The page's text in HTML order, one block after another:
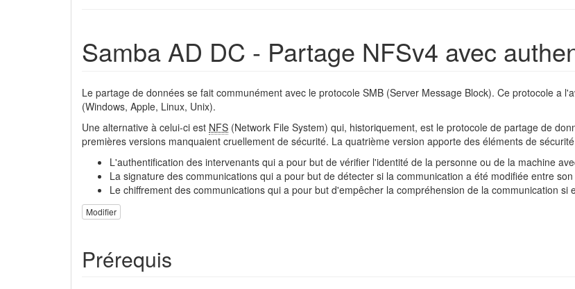
Samba AD DC - Partage NFSv4 avec
Le partage de données se fait communément avec le protocole SMB (Server Message Block). Ce protocole a
(Windows, Apple, Linux, Unix).
Une alternative à celui-ci est NFS (Network File System) qui, historiquement, est le protocole de partage de
premières versions manquaient cruellement de sécurité. La quatrième version apporte des éléments de
L'authentification des intervenants qui a pour but de vérifier l'identité de la personne ou de la machine
La signature des communications qui a pour but de détecter si la communication a été modifiée entre
Le chiffrement des communications qui a pour but d'empêcher la compréhension de la communication si
Modifier
Prérequis